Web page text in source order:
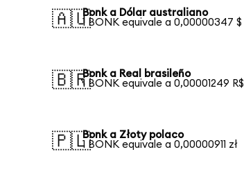
🇦🇺Bonk a Dólar australiano
1 BONK equivale a 0,00000347 $
🇧🇷Bonk a Real brasileño
1 BONK equivale a 0,00001249 R$
🇵🇱Bonk a Złoty polaco
1 BONK equivale a 0,00000911 zł